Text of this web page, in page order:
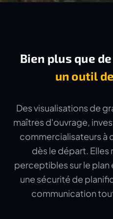
Bien plus que
un outil
Des visualisations de
maîtres d'ouvrage,
commercialisateurs à
dès le départ.
perceptibles sur le
une sécurité de
communication